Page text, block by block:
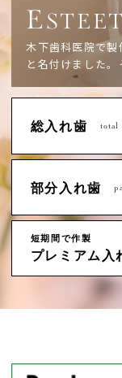
E
木下歯科医院で製
と名付けました。
総入れ歯 total
部分入れ歯
短期間で作製
プレミアム入